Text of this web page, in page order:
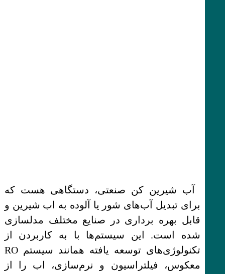
آب شیرین کن صنعتی، دستگاهی هست که
برای تبدیل آب‌های شور یا آلوده به اب شیرین و
قابل بهره برداری در صنایع مختلف مدلسازی
شده است. این سیستم‌ها با به کاربردن از
تکنولوژی‌های توسعه یافته همانند سیستم RO
معکوس، فیلتراسیون و نرم‌سازی، اب را از